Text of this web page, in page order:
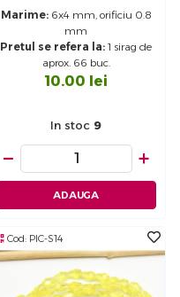
Marime:6x4 mm, orificiu 0.8
mm
Pretul se refera la: 1 sirag de
aprox. 66 buc.
10.00 lei
In stoc 9
− +
ADAUGA
Cod: PIC-S14